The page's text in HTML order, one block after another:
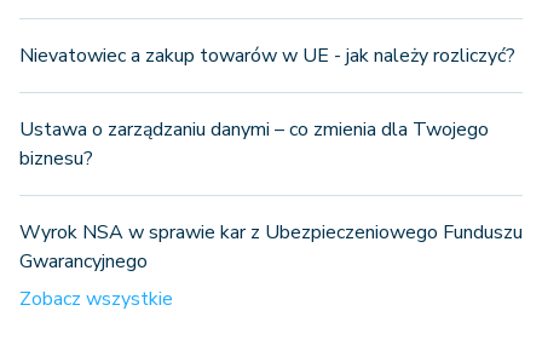
Nievatowiec a zakup towarów w UE - jak należy rozliczyć?
Ustawa o zarządzaniu danymi – co zmienia dla Twojego
biznesu?
Wyrok NSA w sprawie kar z Ubezpieczeniowego Funduszu
Gwarancyjnego
Zobacz wszystkie